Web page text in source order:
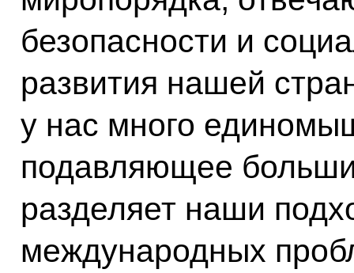
безопасности и
развития нашей
у нас много
подавляющее
разделяет наши
международных